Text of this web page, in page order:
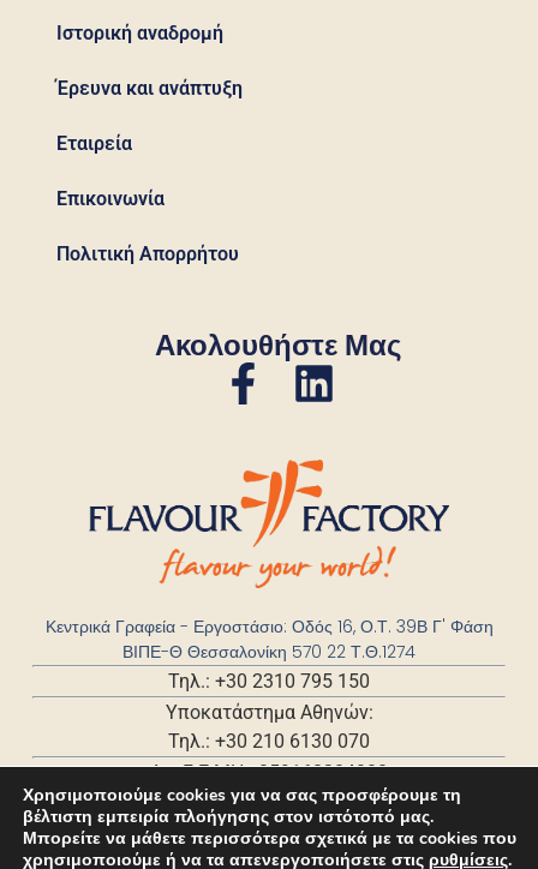
Κεντρικά Γραφεία - Εργοστάσιο: Οδός 16, Ο.Τ. 39Β Γ' Φάση
ΒΙΠΕ-Θ Θεσσαλονίκη 570 22 Τ.Θ.1274
Τηλ.: +30 2310 795 150
Υποκατάστημα Αθηνών:
Τηλ.: +30 210 6130 070
Αρ. Γ.Ε.ΜΗ.: 059168204000
Ιστορική αναδρομή
Έρευνα και ανάπτυξη
Εταιρεία
Επικοινωνία
Πολιτική Απορρήτου
Ακολουθήστε Μας
Χρησιμοποιούμε cookies για να σας προσφέρουμε τη
βέλτιστη εμπειρία πλοήγησης στον ιστότοπό μας.
Μπορείτε να μάθετε περισσότερα σχετικά με τα cookies που
χρησιμοποιούμε ή να τα απενεργοποιήσετε στις ρυθμίσεις.